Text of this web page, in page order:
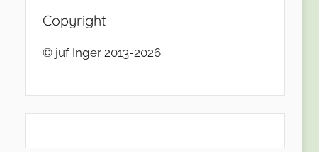
Copyright
© juf Inger 2013-2026